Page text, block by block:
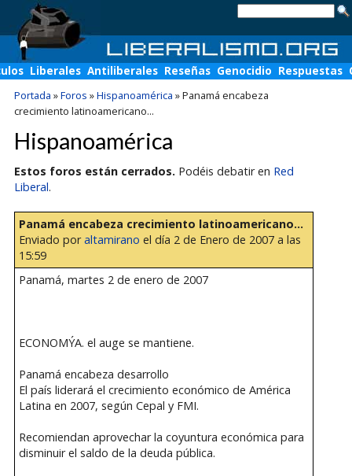
Liberales Antiliberales Reseñas Genocidio Respuestas
Portada »Foros »Hispanoamérica »Panamá encabeza
crecimiento latinoamericano...
Hispanoamérica
Estos foros están cerrados. Podéis debatir en Red
Liberal.
Panamá encabeza crecimiento latinoamericano...
Enviado poraltamirano el día 2 de Enero de 2007 a las
15:59
Panamá, martes 2 de enero de 2007
ECONOMÝA. el auge se mantiene.
Panamá encabeza desarrollo
El país liderará el crecimiento económico de América
Latina en 2007, según Cepal y FMI.
Recomiendan aprovechar la coyuntura económica para
disminuir el saldo de la deuda pública.